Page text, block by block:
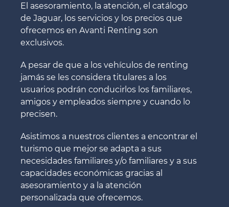
El asesoramiento, la atención, el catálogo
de Jaguar, los servicios y los precios que
ofrecemos en Avanti Renting son
exclusivos.
A pesar de que a los vehículos de renting
jamás se les considera titulares a los
usuarios podrán conducirlos los familiares,
amigos y empleados siempre y cuando lo
precisen.
Asistimos a nuestros clientes a encontrar el
turismo que mejor se adapta a sus
necesidades familiares y/o familiares y a sus
capacidades económicas gracias al
asesoramiento y a la atención
personalizada que ofrecemos.